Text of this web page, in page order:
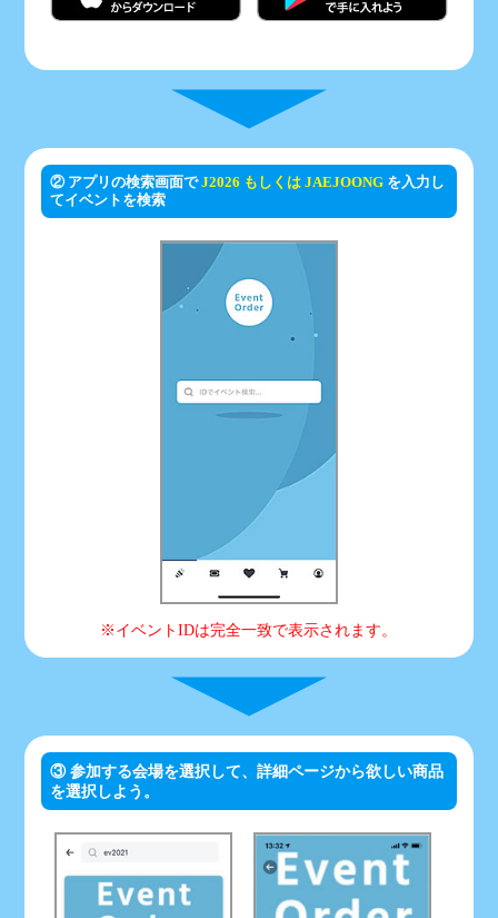
② アプリの検索画面でJ2026 もしくは JAEJOONG を入力し
てイベントを検索
※イベントIDは完全一致で表示されます。
③ 参加する会場を選択して、詳細ページから欲しい商品
を選択しよう。